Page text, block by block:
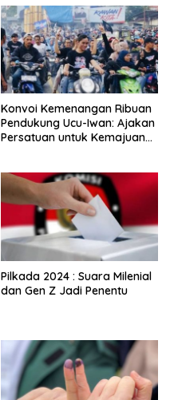
Konvoi Kemenangan Ribuan
Pendukung Ucu-Iwan: Ajakan
Persatuan untuk Kemajuan
Pilkada 2024 : Suara Milenial
dan Gen Z Jadi Penentu